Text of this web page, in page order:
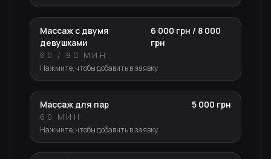
Массаж с двумя
девушками
6 000 грн / 8 000
грн
60 / 90 МИН
Нажмите, чтобы добавить в заявку
Массаж для пар 5 000 грн
60 МИН
Нажмите, чтобы добавить в заявку